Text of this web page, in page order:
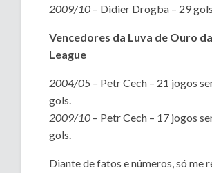
2009/10 – Didier Drogba – 29
Vencedores da Luva de Ouro
League
2004/05 – Petr Cech – 21 jogos
gols.
2009/10 – Petr Cech – 17 jogos
gols.
Diante de fatos e números, só me